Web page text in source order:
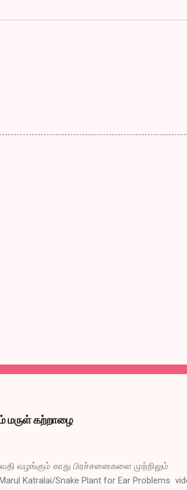
மருள் கற்றாழை
வழங்கும் காது பிரச்சனைகளை முற்றிலும்
Katralai/Snake Plant for Ear Problems